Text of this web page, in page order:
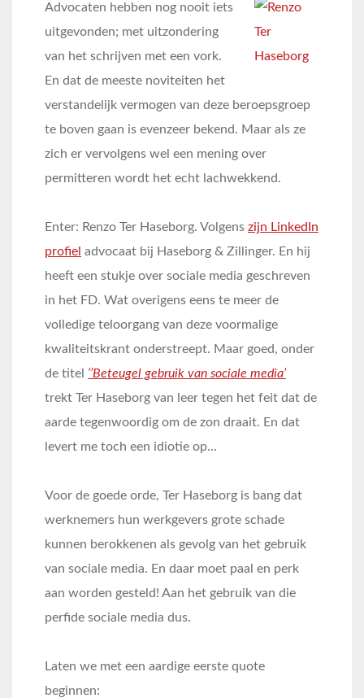
Advocaten hebben nog nooit iets
uitgevonden; met uitzondering
van het schrijven met een vork.
En dat de meeste noviteiten het
verstandelijk vermogen van deze beroepsgroep
te boven gaan is evenzeer bekend. Maar als ze
zich er vervolgens wel een mening over
permitteren wordt het echt lachwekkend.
Enter: Renzo Ter Haseborg. Volgens zijn LinkedIn
profiel advocaat bij Haseborg & Zillinger. En hij
heeft een stukje over sociale media geschreven
in het FD. Wat overigens eens te meer de
volledige teloorgang van deze voormalige
kwaliteitskrant onderstreept. Maar goed, onder
de titel ‘’Beteugel gebruik van sociale media’
trekt Ter Haseborg van leer tegen het feit dat de
aarde tegenwoordig om de zon draait. En dat
levert me toch een idiotie op…
Voor de goede orde, Ter Haseborg is bang dat
werknemers hun werkgevers grote schade
kunnen berokkenen als gevolg van het gebruik
van sociale media. En daar moet paal en perk
aan worden gesteld! Aan het gebruik van die
perfide sociale media dus.
Laten we met een aardige eerste quote
beginnen: